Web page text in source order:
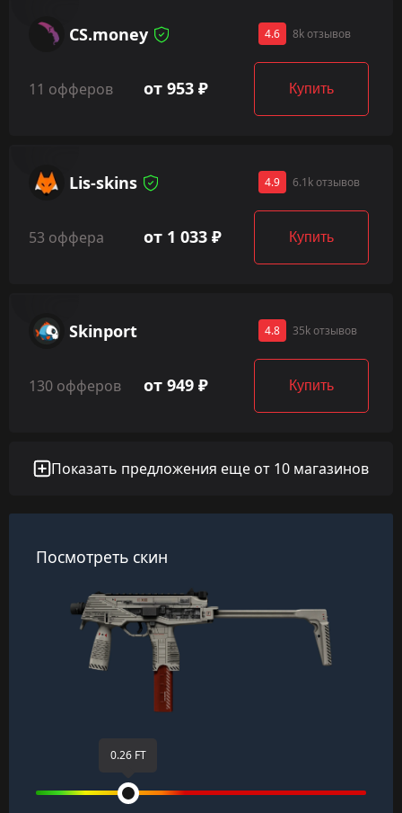
CS.money 4.6 8k отзывов
11 офферов от 953 ₽ Купить
Lis-skins 4.9 6.1k отзывов
53 оффера от 1 033 ₽ Купить
Skinport 4.8 35k отзывов
130 офферов от 949 ₽ Купить
Показать предложения еще от 10 магазинов
Посмотреть скин
0.26 FT